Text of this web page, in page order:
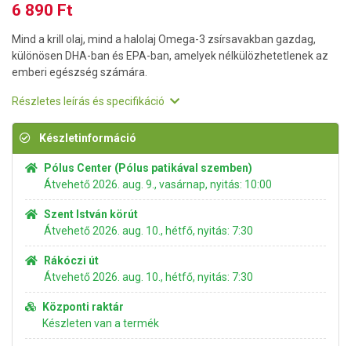
6 890 Ft
Mind a krill olaj, mind a halolaj Omega-3 zsírsavakban gazdag,
különösen DHA-ban és EPA-ban, amelyek nélkülözhetetlenek az
emberi egészség számára.
Részletes leírás és specifikáció
Készletinformáció
Pólus Center (Pólus patikával szemben)
Átvehető 2026. aug. 9., vasárnap, nyitás: 10:00
Szent István körút
Átvehető 2026. aug. 10., hétfő, nyitás: 7:30
Rákóczi út
Átvehető 2026. aug. 10., hétfő, nyitás: 7:30
Központi raktár
Készleten van a termék